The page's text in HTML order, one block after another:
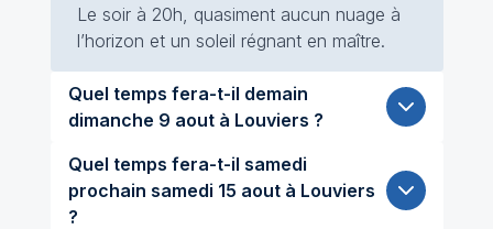
Le soir à 20h, quasiment aucun nuage à
l’horizon et un soleil régnant en maître.
Quel temps fera-t-il demain
dimanche 9 aout à Louviers ?
Quel temps fera-t-il samedi
prochain samedi 15 aout à Louviers
?